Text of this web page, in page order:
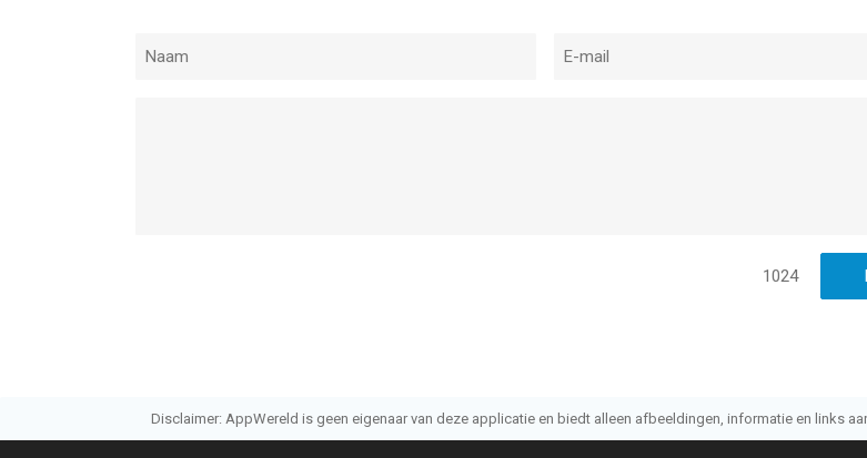
1024
Disclaimer: AppWereld is geen eigenaar van deze applicatie en biedt alleen afbeeldingen, informatie en links